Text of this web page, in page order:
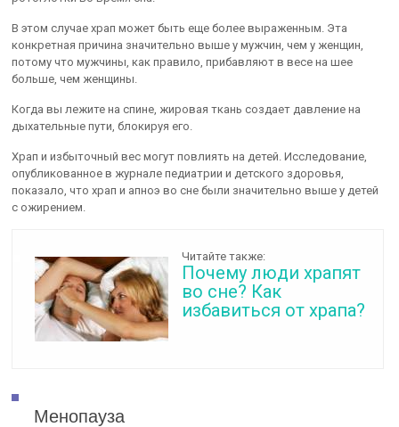
В этом случае храп может быть еще более выраженным. Эта
конкретная причина значительно выше у мужчин, чем у женщин,
потому что мужчины, как правило, прибавляют в весе на шее
больше, чем женщины.
Когда вы лежите на спине, жировая ткань создает давление на
дыхательные пути, блокируя его.
Храп и избыточный вес могут повлиять на детей. Исследование,
опубликованное в журнале педиатрии и детского здоровья,
показало, что храп и апноэ во сне были значительно выше у детей
с ожирением.
Читайте также:
Почему люди храпят
во сне? Как
избавиться от храпа?
Менопауза